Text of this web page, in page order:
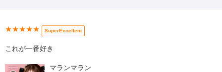
★★★★★ SuperExcellent
これが一番好き
マランマラン